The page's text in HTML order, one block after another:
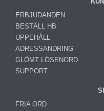
ERBJUDANDEN
BESTÄLL HB
UPPEHÅLL
ADRESSÄNDRING
GLÖMT LÖSENORD
SUPPORT
FRIA ORD